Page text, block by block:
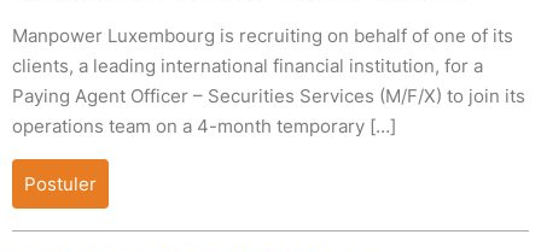
Manpower Luxembourg is recruiting on behalf of one of its
clients, a leading international financial institution, for a
Paying Agent Officer – Securities Services (M/F/X) to join its
operations team on a 4-month temporary […]
Postuler